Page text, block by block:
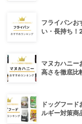
フライパンお
い・長持ち！
マヌカハニー
高さを徹底比
ドッグフー
ルギー対策商